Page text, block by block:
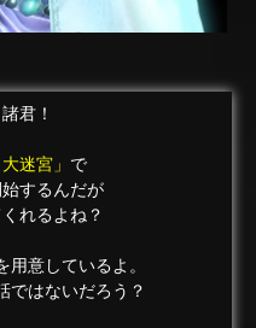
君！
迷宮」 で
するんだが
れるよね？
意しているよ。
ではないだろう？